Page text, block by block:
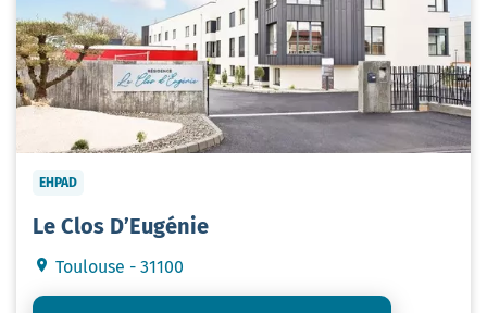
EHPAD
Le Clos D’Eugénie
Toulouse - 31100